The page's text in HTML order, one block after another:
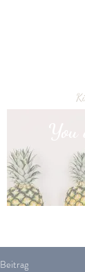
Beitrag